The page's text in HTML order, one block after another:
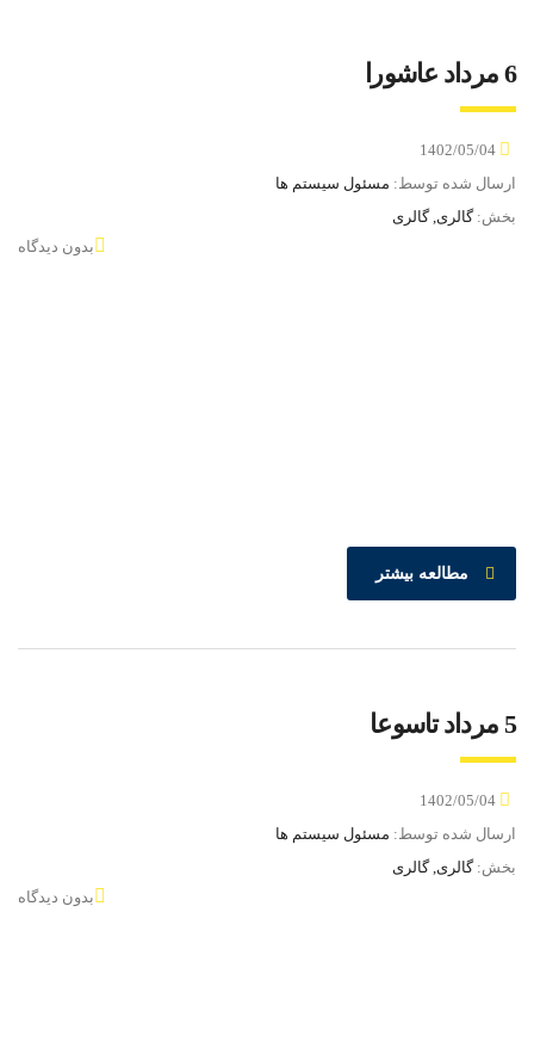
6 مرداد عاشورا
ارسال شده توسط: مسئول سیستم ها
بخش:گالری, گالری
بدون دیدگاه
مطالعه بیشتر
5 مرداد تاسوعا
ارسال شده توسط: مسئول سیستم ها
بخش:گالری, گالری
بدون دیدگاه